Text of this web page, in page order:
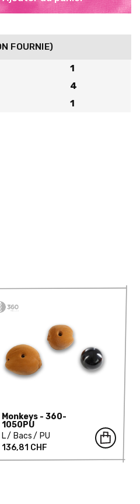
FOURNIE)
1
4
1
Monkeys - 360-
1050PU
L
Bacs
PU
136,81 CHF